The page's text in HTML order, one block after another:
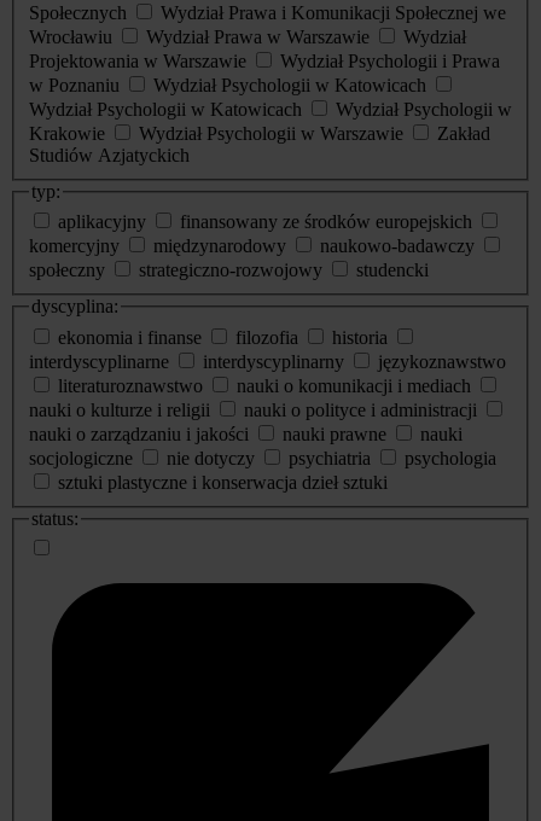
Społecznych
Wydział Prawa i Komunikacji Społecznej we
Wrocławiu
Wydział Prawa w Warszawie
Wydział
Projektowania w Warszawie
Wydział Psychologii i Prawa
w Poznaniu
Wydział Psychologii w Katowicach
Wydział Psychologii w Katowicach
Wydział Psychologii w
Krakowie
Wydział Psychologii w Warszawie
Zakład
Studiów Azjatyckich
typ:
aplikacyjny
finansowany ze środków europejskich
komercyjny
międzynarodowy
naukowo-badawczy
społeczny
strategiczno-rozwojowy
studencki
dyscyplina:
ekonomia i finanse
filozofia
historia
interdyscyplinarne
interdyscyplinarny
językoznawstwo
literaturoznawstwo
nauki o komunikacji i mediach
nauki o kulturze i religii
nauki o polityce i administracji
nauki o zarządzaniu i jakości
nauki prawne
nauki
socjologiczne
nie dotyczy psychiatria
psychologia
sztuki plastyczne i konserwacja dzieł sztuki
status: